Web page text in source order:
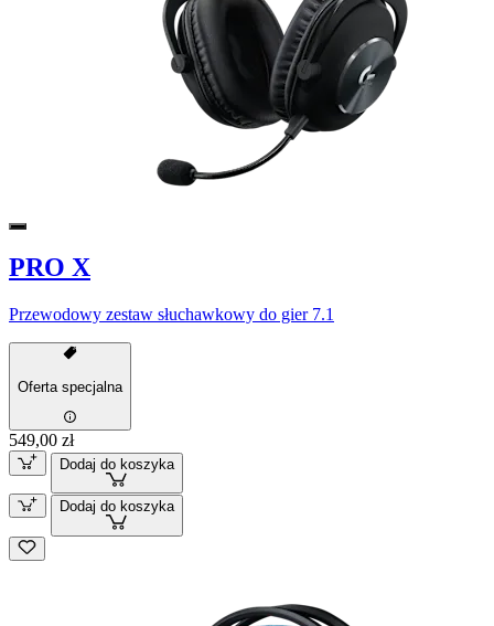
PRO X
Przewodowy zestaw słuchawkowy do gier 7.1
Oferta specjalna
549,00 zł
Dodaj do koszyka
Dodaj do koszyka